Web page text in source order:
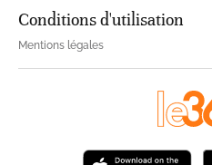
Conditions d'utilisation
Mentions légales